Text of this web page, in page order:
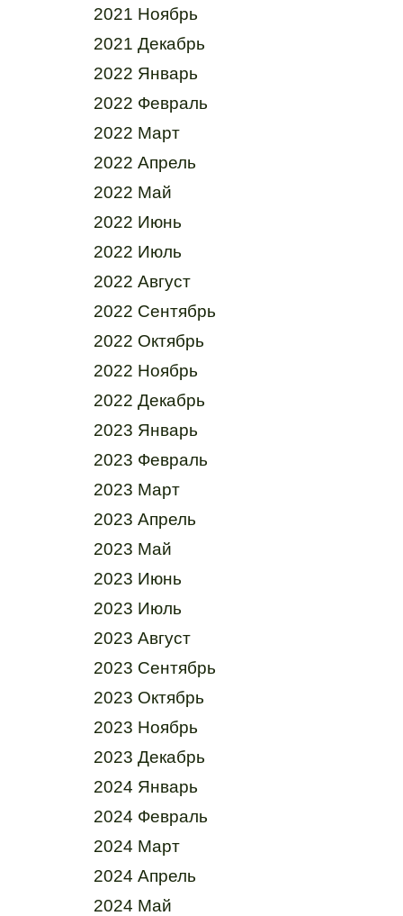
2021 Ноябрь
2021 Декабрь
2022 Январь
2022 Февраль
2022 Март
2022 Апрель
2022 Май
2022 Июнь
2022 Июль
2022 Август
2022 Сентябрь
2022 Октябрь
2022 Ноябрь
2022 Декабрь
2023 Январь
2023 Февраль
2023 Март
2023 Апрель
2023 Май
2023 Июнь
2023 Июль
2023 Август
2023 Сентябрь
2023 Октябрь
2023 Ноябрь
2023 Декабрь
2024 Январь
2024 Февраль
2024 Март
2024 Апрель
2024 Май